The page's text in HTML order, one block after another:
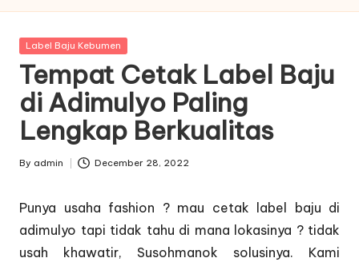
Posted
Label Baju Kebumen
Tempat Cetak Label Baju
di Adimulyo Paling
Lengkap Berkualitas
Posted
By admin December 28, 2022
Punya usaha fashion ? mau cetak label baju di
adimulyo tapi tidak tahu di mana lokasinya ? tidak
usah khawatir, Susohmanok solusinya. Kami